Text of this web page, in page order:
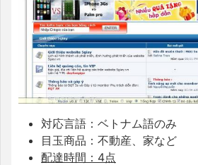
対応言語：ベトナム語のみ
目玉商品：不動産、家など
配達時間：4点